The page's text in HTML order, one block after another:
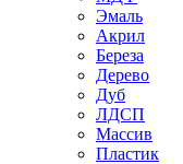
Эмаль
Акрил
Береза
Дерево
Дуб
ЛДСП
Массив
Пластик